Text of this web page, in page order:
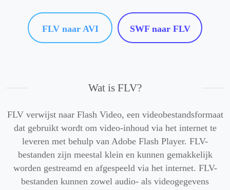
FLV naar AVI SWF naar FLV
Wat is FLV?
FLV verwijst naar Flash Video, een videobestandsformaat
dat gebruikt wordt om video-inhoud via het internet te
leveren met behulp van Adobe Flash Player. FLV-
bestanden zijn meestal klein en kunnen gemakkelijk
worden gestreamd en afgespeeld via het internet. FLV-
bestanden kunnen zowel audio- als videogegevens